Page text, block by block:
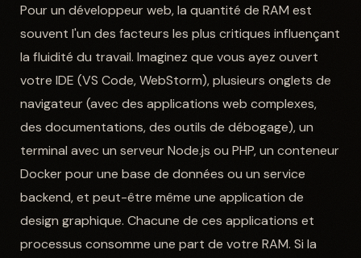
Pour un développeur web, la quantité de RAM est
souvent l'un des facteurs les plus critiques influençant
la fluidité du travail. Imaginez que vous ayez ouvert
votre IDE (VS Code, WebStorm), plusieurs onglets de
navigateur (avec des applications web complexes,
des documentations, des outils de débogage), un
terminal avec un serveur Node.js ou PHP, un conteneur
Docker pour une base de données ou un service
backend, et peut-être même une application de
design graphique. Chacune de ces applications et
processus consomme une part de votre RAM. Si la